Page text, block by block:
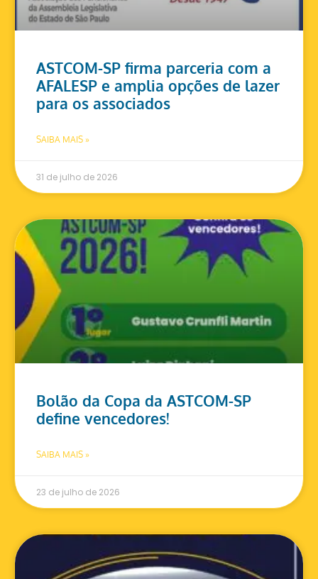
ASTCOM-SP firma parceria com a
AFALESP e amplia opções de lazer
para os associados
SAIBA MAIS »
31 de julho de 2026
Bolão da Copa da ASTCOM-SP
define vencedores!
SAIBA MAIS »
23 de julho de 2026